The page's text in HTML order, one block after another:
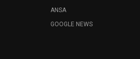
ANSA
GOOGLE NEWS